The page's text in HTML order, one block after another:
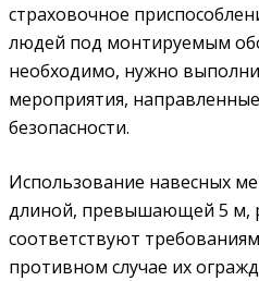
страховочное
людей под монтируемым
необходимо, нужно
мероприятия,
безопасности.
Использование навесных
длиной, превышающей 5 м,
соответствуют
противном случае их